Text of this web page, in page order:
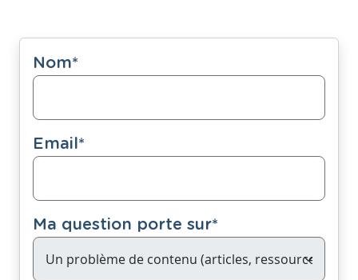
Nom*
Email*
Ma question porte sur*